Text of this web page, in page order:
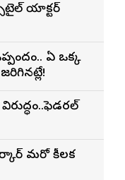
యాక్టర్
ఏ ఒక్క
మరో కీలక